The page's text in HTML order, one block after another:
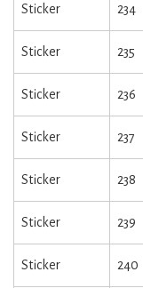
Sticker 234
Sticker 235
Sticker 236
Sticker 237
Sticker 238
Sticker 239
Sticker 240